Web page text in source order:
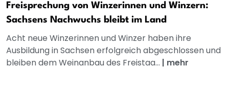
Freisprechung von Winzerinnen und Winzern:
Sachsens Nachwuchs bleibt im Land
Acht neue Winzerinnen und Winzer haben ihre
Ausbildung in Sachsen erfolgreich abgeschlossen und
bleiben dem Weinanbau des Freistaa... | mehr